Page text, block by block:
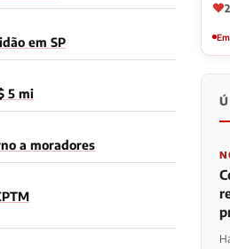
em SP
5 mi
a moradores